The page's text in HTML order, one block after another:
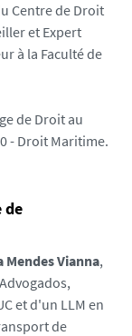
Centre de Droit
et Expert
à la Faculté de
de Droit au
- Droit Maritime.
de
Mendes Vianna,
et d'un LLM en
de